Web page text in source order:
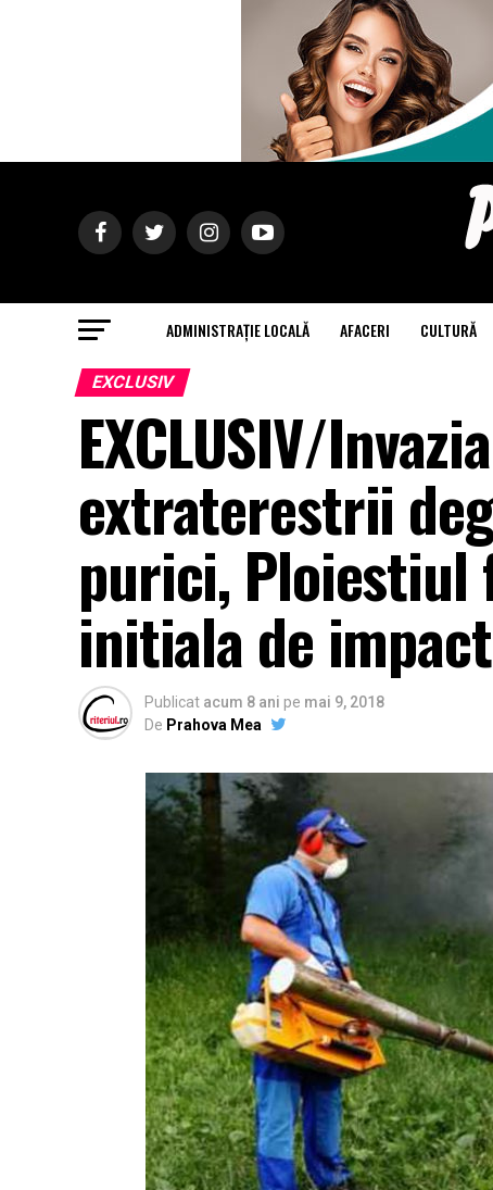
ADMINISTRAȚIE LOCALĂ AFACERI CULTURĂ
EXCLUSIV
EXCLUSIV/
extraterestrii
purici, Ploiestiul
initiala de
Publicat acum 8 ani pe mai 9, 2018
De Prahova Mea